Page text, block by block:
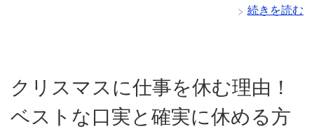
続きを読む
クリスマスに仕事を休む理由！
ベストな口実と確実に休める方